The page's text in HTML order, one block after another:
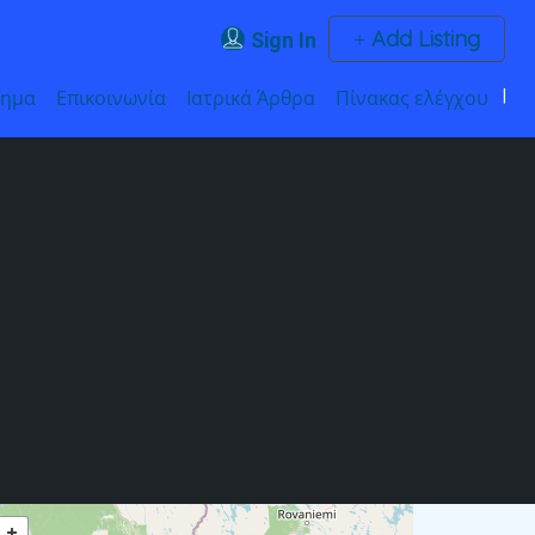
Sign In Add Listing
Επικοινωνία Ιατρικά Άρθρα Πίνακας ελέγχου